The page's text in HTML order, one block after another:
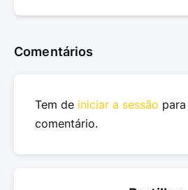
Comentários
Tem de iniciar a sessão
comentário.